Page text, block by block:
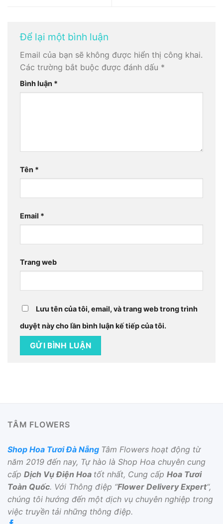
Để lại một bình luận
Email của bạn sẽ không được hiển thị công khai.
Các trường bắt buộc được đánh dấu *
Bình luận *
Tên *
Email *
Trang web
Lưu tên của tôi, email, và trang web trong trình
duyệt này cho lần bình luận kế tiếp của tôi.
TÂM FLOWERS
Shop Hoa Tươi Đà Nẵng Tâm Flowers hoạt động từ
năm 2019 đến nay, Tự hào là Shop Hoa chuyên cung
cấp Dịch Vụ Điện Hoa tốt nhất, Cung cấp Hoa Tươi
Toàn Quốc. Với Thông điệp “Flower Delivery Expert“,
chúng tôi hướng đến một dịch vụ chuyên nghiệp trong
việc truyền tải những thông điệp.